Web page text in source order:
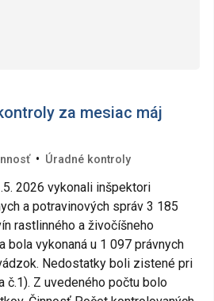
za mesiac máj
• Úradné kontroly
2026 vykonali inšpektori
a potravinových správ 3 185
rastlinného a živočíšneho
bola vykonaná u 1 097 právnych
Nedostatky boli zistené pri
č.1). Z uvedeného počtu bolo